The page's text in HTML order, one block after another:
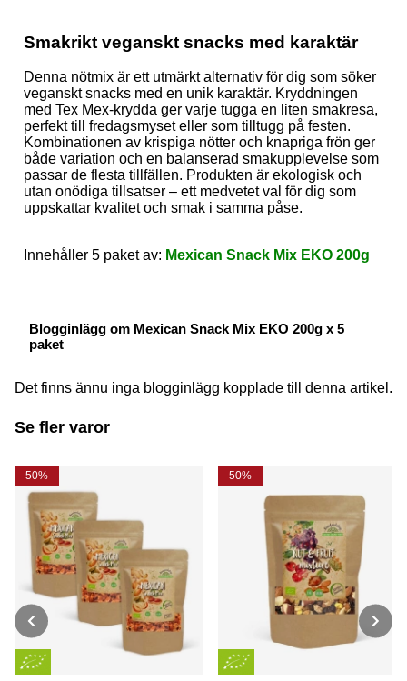
Smakrikt veganskt snacks med karaktär
Denna nötmix är ett utmärkt alternativ för dig som söker
veganskt snacks med en unik karaktär. Kryddningen
med Tex Mex-krydda ger varje tugga en liten smakresa,
perfekt till fredagsmyset eller som tilltugg på festen.
Kombinationen av krispiga nötter och knapriga frön ger
både variation och en balanserad smakupplevelse som
passar de flesta tillfällen. Produkten är ekologisk och
utan onödiga tillsatser – ett medvetet val för dig som
uppskattar kvalitet och smak i samma påse.
Innehåller 5 paket av: Mexican Snack Mix EKO 200g
Blogginlägg om Mexican Snack Mix EKO 200g x 5
paket
Det finns ännu inga blogginlägg kopplade till denna artikel.
Se fler varor
50% 50%